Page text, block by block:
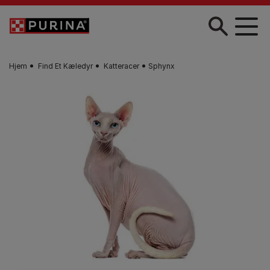
Gå til hovedindhold
Hjem Find Et Kæledyr Katteracer Sphynx